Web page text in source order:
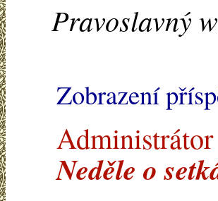
Pravoslavný
Zobrazení
Neděle o